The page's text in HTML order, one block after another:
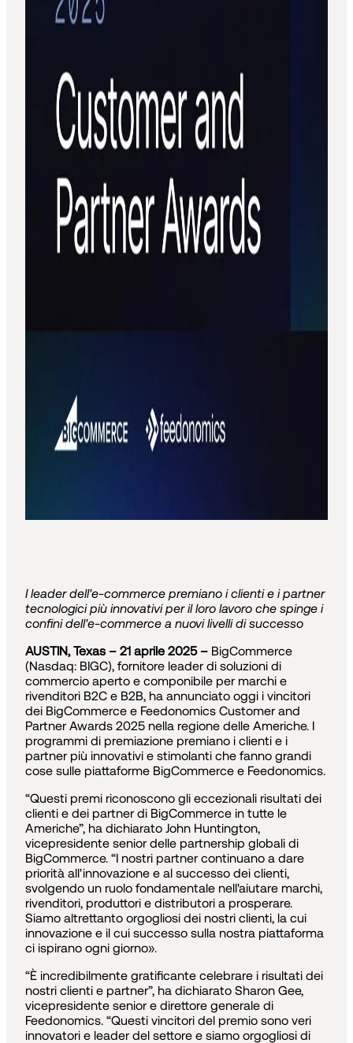
I leader dell'e-commerce premiano i clienti e i partner
tecnologici più innovativi per il loro lavoro che spinge i
confini dell'e-commerce a nuovi livelli di successo
AUSTIN, Texas – 21 aprile 2025 – BigCommerce
(Nasdaq: BIGC), fornitore leader di soluzioni di
commercio aperto e componibile per marchi e
rivenditori B2C e B2B, ha annunciato oggi i vincitori
dei BigCommerce e Feedonomics Customer and
Partner Awards 2025 nella regione delle Americhe. I
programmi di premiazione premiano i clienti e i
partner più innovativi e stimolanti che fanno grandi
cose sulle piattaforme BigCommerce e Feedonomics.
“Questi premi riconoscono gli eccezionali risultati dei
clienti e dei partner di BigCommerce in tutte le
Americhe”, ha dichiarato John Huntington,
vicepresidente senior delle partnership globali di
BigCommerce. “I nostri partner continuano a dare
priorità all'innovazione e al successo dei clienti,
svolgendo un ruolo fondamentale nell'aiutare marchi,
rivenditori, produttori e distributori a prosperare.
Siamo altrettanto orgogliosi dei nostri clienti, la cui
innovazione e il cui successo sulla nostra piattaforma
ci ispirano ogni giorno».
“È incredibilmente gratificante celebrare i risultati dei
nostri clienti e partner”, ha dichiarato Sharon Gee,
vicepresidente senior e direttore generale di
Feedonomics. “Questi vincitori del premio sono veri
innovatori e leader del settore e siamo orgogliosi di